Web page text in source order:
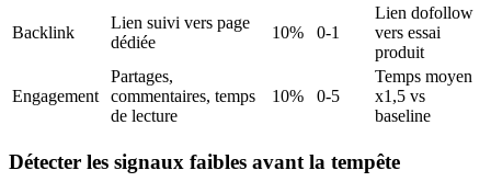
Backlink
Lien suivi vers page
dédiée
10% 0-1
Lien dofollow
vers essai
produit
Engagement
Partages,
commentaires, temps
de lecture
10% 0-5
Temps moyen
x1,5 vs
baseline
Détecter les signaux faibles avant la tempête